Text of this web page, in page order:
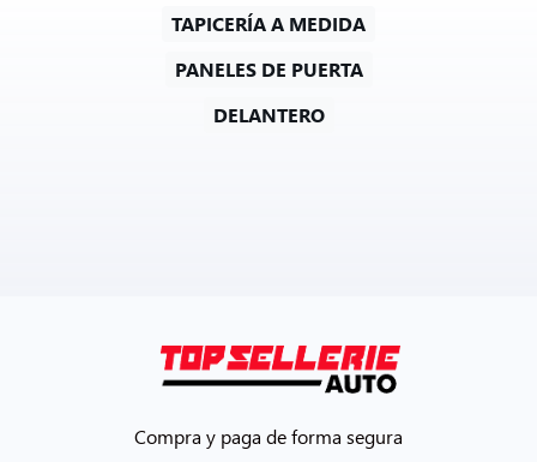
TAPICERÍA A MEDIDA
PANELES DE PUERTA
DELANTERO
Compra y paga de forma segura